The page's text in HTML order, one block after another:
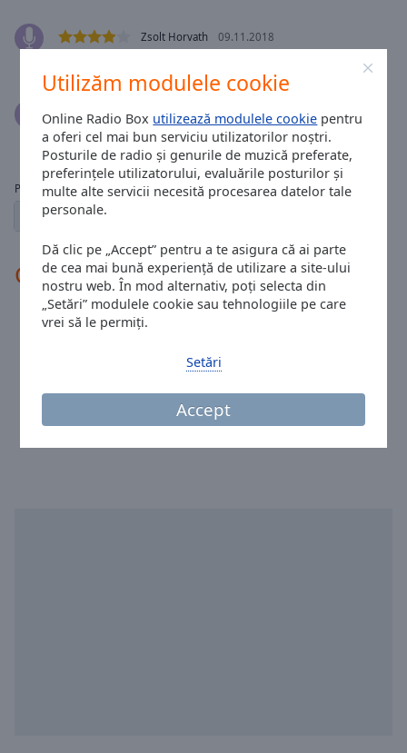
Utilizăm modulele cookie
Online Radio Box utilizează modulele cookie pentru
a oferi cel mai bun serviciu utilizatorilor noștri.
Posturile de radio și genurile de muzică preferate,
preferințele utilizatorului, evaluările posturilor și
multe alte servicii necesită procesarea datelor tale
personale.
Dă clic pe „Accept” pentru a te asigura că ai parte
de cea mai bună experiență de utilizare a site-ului
nostru web. În mod alternativ, poți selecta din
„Setări” modulele cookie sau tehnologiile pe care
vrei să le permiți.
Accept
Setări
Close
Modal
dialog
window.
Zsolt Horvath 09.11.2018
Condrea Marika 09.04.2018
Jók vagytok
Pagini:
2 ← înapoi
Contacte radio
Telefon:
+400756392205
alpimur@yahoo.com
Facebook: @radio.alpimur
Ora în Sovata:20:36,08.07.2026